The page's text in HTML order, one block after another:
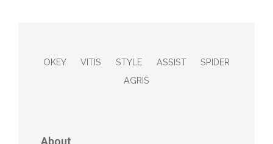
OKEY VITIS STYLE ASSIST
SPIDER
AGRIS
About